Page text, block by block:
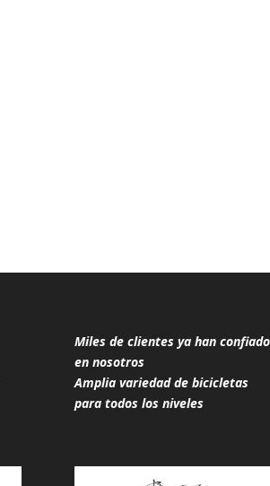
Miles de clientes ya han confiado
en nosotros
Amplia variedad de bicicletas
para todos los niveles